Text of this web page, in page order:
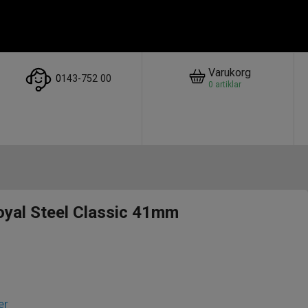
0143-752 00 Varukorg
0 artiklar
Steel Classic 41mm